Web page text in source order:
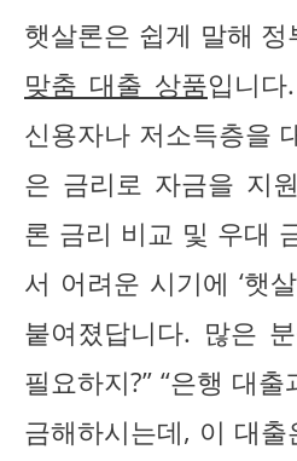
햇살론은 쉽게 말해 정
맞춤 대출 상품입니
신용자나 저소득층을
은 금리로 자금을 지
론 금리 비교 및 우대
서 어려운 시기에 ‘햇
붙여졌답니다. 많은
필요하지?” “은행 대
금해하시는데, 이 대